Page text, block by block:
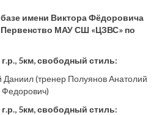
ВАКАНСИИ
имени Виктора Фёдоровича
МАУ СШ «ЦЗВС» по
5км, свободный стиль:
Даниил (тренер Полуянов Анатолий
Федорович)
5км, свободный стиль: